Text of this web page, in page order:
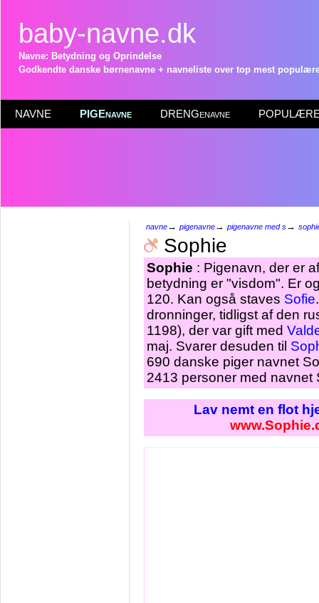
baby-navne.dk
Navne: Betydning og Oprindelse
Godkendte danske børnenavne + navneliste over top mest
NAVNE PIGEnavne DRENGenavne POPULÆRE
navne→ pigenavne→ pigenavne med s→
Sophie
Sophie : Pigenavn, der er
betydning er "visdom". Er
120. Kan også staves Sofie
dronninger, tidligst af den
1198), der var gift med
maj. Svarer desuden til
690 danske piger navnet
2413 personer med navnet
Lav nemt en flot